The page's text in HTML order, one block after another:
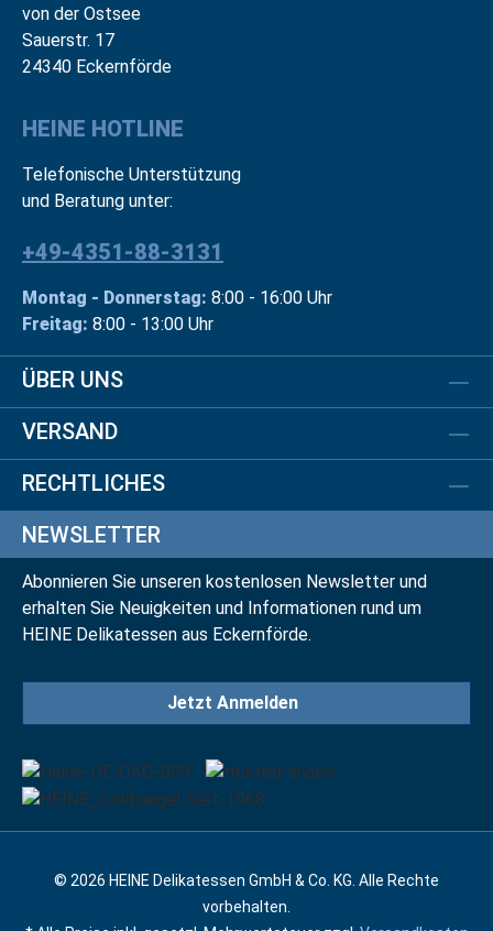
von der Ostsee
Sauerstr. 17
24340 Eckernförde
HEINE HOTLINE
Telefonische Unterstützung
und Beratung unter:
+49-4351-88-3131
Montag - Donnerstag: 8:00 - 16:00 Uhr
Freitag: 8:00 - 13:00 Uhr
ÜBER UNS
VERSAND
RECHTLICHES
NEWSLETTER
Abonnieren Sie unseren kostenlosen Newsletter und
erhalten Sie Neuigkeiten und Informationen rund um
HEINE Delikatessen aus Eckernförde.
Jetzt Anmelden
© 2026 HEINE Delikatessen GmbH & Co. KG. Alle Rechte
vorbehalten.